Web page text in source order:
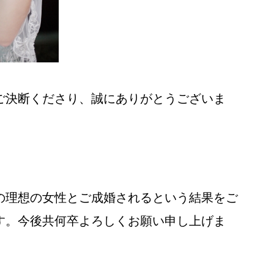
断くださり、誠にありがとうございま
想の女性とご成婚されるという結果をご
今後共何卒よろしくお願い申し上げま